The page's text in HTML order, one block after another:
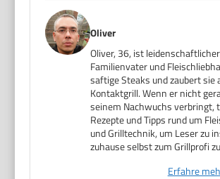
Oliver
Oliver, 36, ist leidenschaftlicher
Familienvater und
saftige Steaks und zaubert sie
Kontaktgrill. Wenn er nicht
seinem Nachwuchs verbringt,
Rezepte und Tipps rund um
und Grilltechnik, um Leser zu
zuhause selbst zum Grillprofi
Erfahre